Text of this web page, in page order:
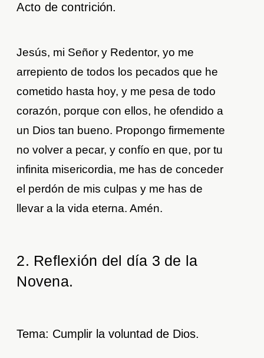
Acto de contrición.
Jesús, mi Señor y Redentor, yo me
arrepiento de todos los pecados que he
cometido hasta hoy, y me pesa de todo
corazón, porque con ellos, he ofendido a
un Dios tan bueno. Propongo firmemente
no volver a pecar, y confío en que, por tu
infinita misericordia, me has de conceder
el perdón de mis culpas y me has de
llevar a la vida eterna. Amén.
2. Reflexión del día 3 de la
Novena.
Tema: Cumplir la voluntad de Dios.